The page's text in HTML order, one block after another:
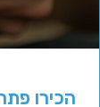
הכירו